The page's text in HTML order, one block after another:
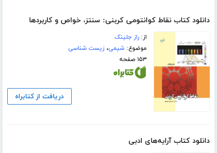
دانلود کتاب نقاط کوانتومی کربنی: سنتز، خواص و کاربردها
از:راز جلینک
موضوع:شیمی،زیست شناسی
۱۵۳ صفحه
دریافت از کتابراه
دانلود کتاب آرایه‌های ادبی